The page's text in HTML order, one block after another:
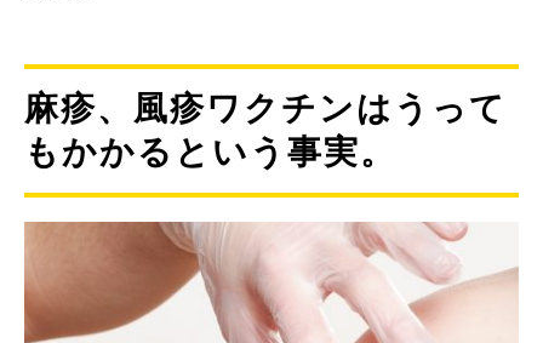
麻疹、風疹ワクチンはうって
もかかるという事実。